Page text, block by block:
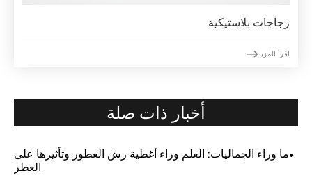
زجاجات بلاستيكية
اقرأ المزيد
أخبار ذات صلة
ما وراء الجماليات: العلم وراء أغطية رش العطور وتأثيرها على
العطر